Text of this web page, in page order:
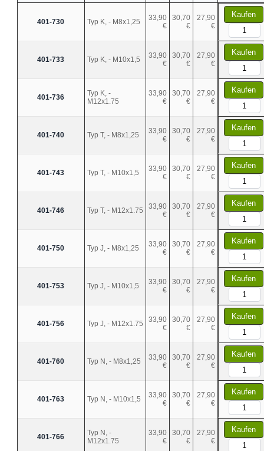
401-730 Typ K, - M8x1,25
33,90
€
30,70
€
27,90
€
Kaufen
401-733 Typ K, - M10x1,5
33,90
€
30,70
€
27,90
€
Kaufen
401-736
Typ K, -
M12x1.75
33,90
€
30,70
€
27,90
€
Kaufen
401-740 Typ T, - M8x1,25
33,90
€
30,70
€
27,90
€
Kaufen
401-743 Typ T, - M10x1,5
33,90
€
30,70
€
27,90
€
Kaufen
401-746 Typ T, - M12x1.75
33,90
€
30,70
€
27,90
€
Kaufen
401-750 Typ J, - M8x1,25
33,90
€
30,70
€
27,90
€
Kaufen
401-753 Typ J, - M10x1,5
33,90
€
30,70
€
27,90
€
Kaufen
401-756 Typ J, - M12x1.75
33,90
€
30,70
€
27,90
€
Kaufen
401-760 Typ N, - M8x1,25
33,90
€
30,70
€
27,90
€
Kaufen
401-763 Typ N, - M10x1,5
33,90
€
30,70
€
27,90
€
Kaufen
401-766
Typ N, -
M12x1.75
33,90
€
30,70
€
27,90
€
Kaufen